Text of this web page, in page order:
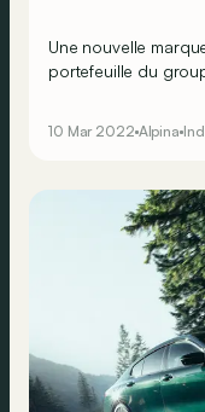
Une nouvelle
portefeuille du
10 Mar 2022 Alpina